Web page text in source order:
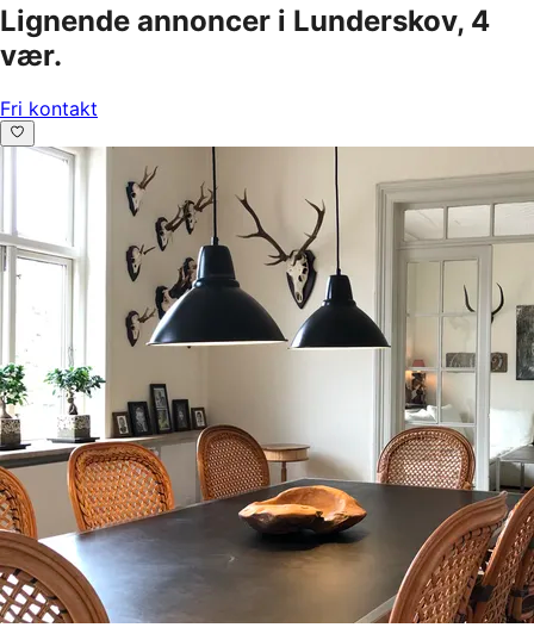
Lignende annoncer i Lunderskov, 4
vær.
Fri kontakt